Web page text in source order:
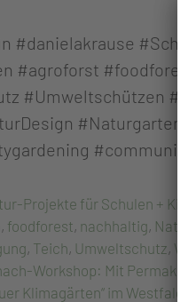
#danielakrause
#agroforst
#Umweltschützen
#Naturgarten
Projekte für Schulen +
, foodforest, nachhaltig,
, Teich, Umweltschutz,
Workshop: Mit
Klimagärten“ im